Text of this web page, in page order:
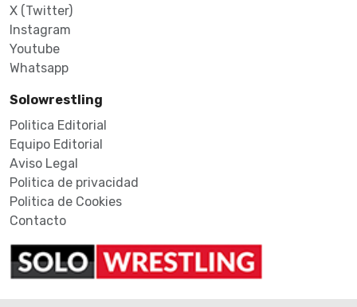
X (Twitter)
Instagram
Youtube
Whatsapp
Solowrestling
Politica Editorial
Equipo Editorial
Aviso Legal
Politica de privacidad
Politica de Cookies
Contacto